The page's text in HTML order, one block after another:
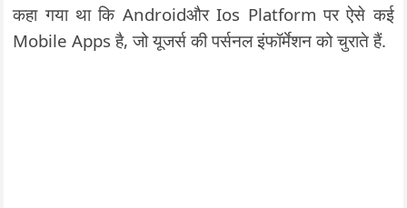
कहा गया था कि Androidऔर Ios Platform पर ऐसे कई
Mobile Apps है, जो यूजर्स की पर्सनल इंफॉर्मेशन को चुराते हैं.